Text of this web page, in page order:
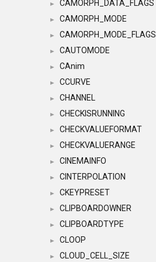
► CAMORPH_DATA_FLAGS
► CAMORPH_MODE
► CAMORPH_MODE_FLAGS
► CAUTOMODE
► CAnim
► CCURVE
► CHANNEL
► CHECKISRUNNING
► CHECKVALUEFORMAT
► CHECKVALUERANGE
► CINEMAINFO
► CINTERPOLATION
► CKEYPRESET
► CLIPBOARDOWNER
► CLIPBOARDTYPE
► CLOOP
►
CLOUD_CELL_SIZE